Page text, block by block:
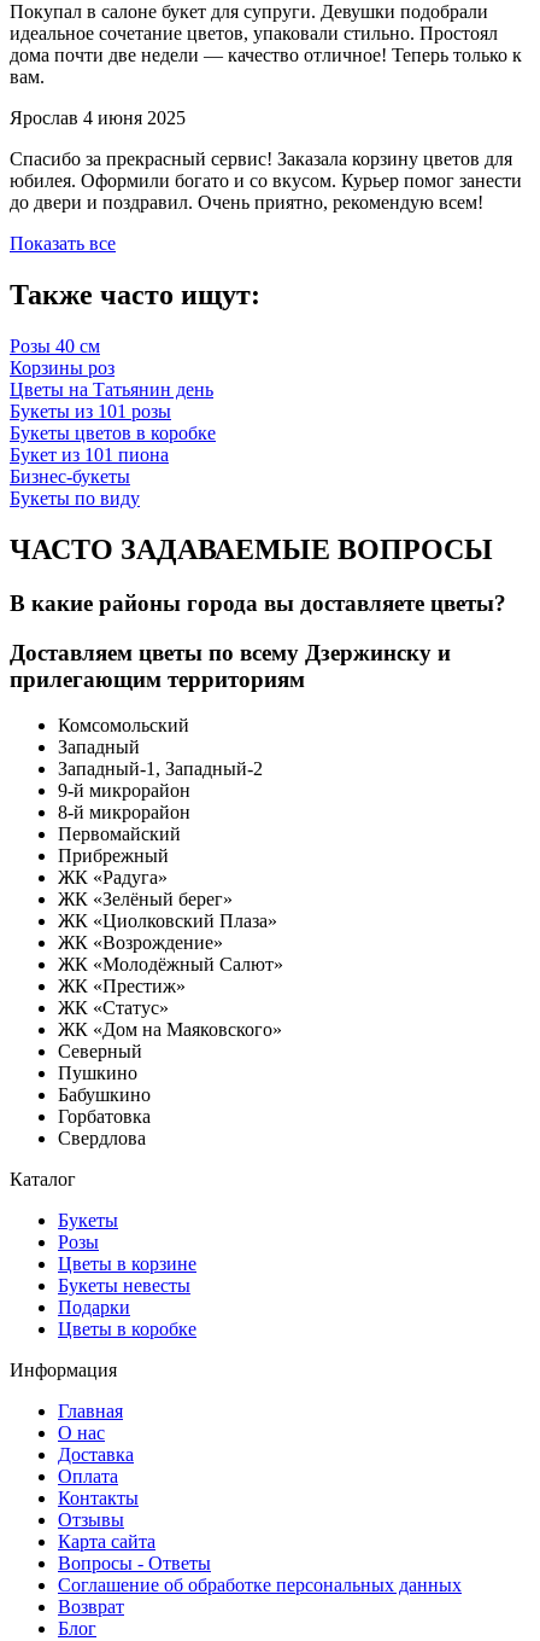
Покупал в салоне букет для супруги. Девушки подобрали
идеальное сочетание цветов, упаковали стильно. Простоял
дома почти две недели — качество отличное! Теперь только к
вам.
Ярослав 4 июня 2025
Спасибо за прекрасный сервис! Заказала корзину цветов для
юбилея. Оформили богато и со вкусом. Курьер помог занести
до двери и поздравил. Очень приятно, рекомендую всем!
Показать все
Также часто ищут:
Розы 40 см
Корзины роз
Цветы на Татьянин день
Букеты из 101 розы
Букеты цветов в коробке
Букет из 101 пиона
Бизнес-букеты
Букеты по виду
ЧАСТО ЗАДАВАЕМЫЕ ВОПРОСЫ
В какие районы города вы доставляете цветы?
Доставляем цветы по всему Дзержинску и
прилегающим территориям
Комсомольский
Западный
Западный-1, Западный-2
9-й микрорайон
8-й микрорайон
Первомайский
Прибрежный
ЖК «Радуга»
ЖК «Зелёный берег»
ЖК «Циолковский Плаза»
ЖК «Возрождение»
ЖК «Молодёжный Салют»
ЖК «Престиж»
ЖК «Статус»
ЖК «Дом на Маяковского»
Северный
Пушкино
Бабушкино
Горбатовка
Свердлова
Каталог
Букеты
Розы
Цветы в корзине
Букеты невесты
Подарки
Цветы в коробке
Информация
Главная
О нас
Доставка
Оплата
Контакты
Отзывы
Карта сайта
Вопросы - Ответы
Соглашение об обработке персональных данных
Возврат
Блог